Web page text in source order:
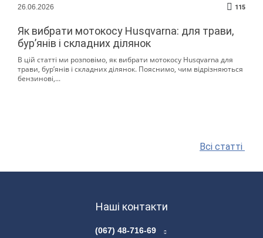
26.06.2026 115
Як вибрати мотокосу Husqvarna: для трави,
бур’янів і складних ділянок
В цій статті ми розповімо, як вибрати мотокосу Husqvarna для
трави, бур’янів і складних ділянок. Пояснимо, чим відрізняються
бензинові,...
Всі статті
Наші контакти
(067) 48-716-69